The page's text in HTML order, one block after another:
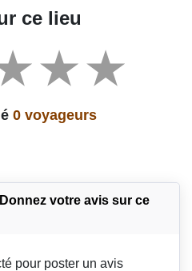
ce lieu
0 voyageurs
votre avis sur ce
pour poster un avis